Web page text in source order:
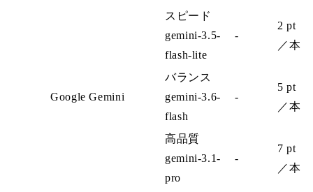
Google Gemini
スピード
gemini-3.5-
flash-lite
-
2 pt
／本
バランス
gemini-3.6-
flash
-
5 pt
／本
高品質
gemini-3.1-
pro
-
7 pt
／本